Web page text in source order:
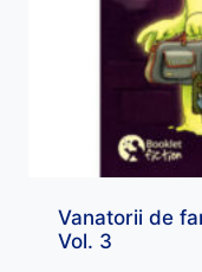
Vanatorii de
Vol. 3